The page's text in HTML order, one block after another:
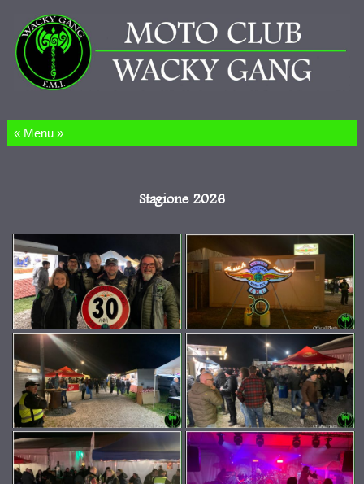
Salta al contenuto
Stagione 2026